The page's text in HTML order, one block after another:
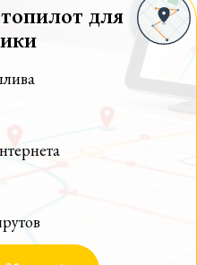
для